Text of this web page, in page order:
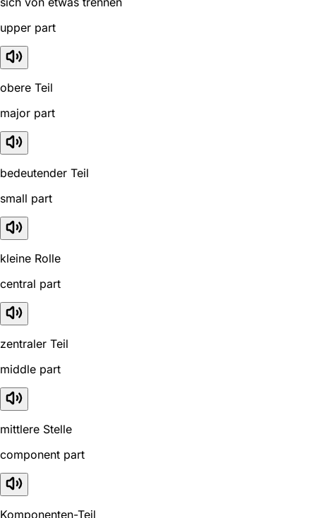
upper part
obere Teil
major part
bedeutender Teil
small part
kleine Rolle
central part
zentraler Teil
middle part
mittlere Stelle
component part
Komponenten-Teil